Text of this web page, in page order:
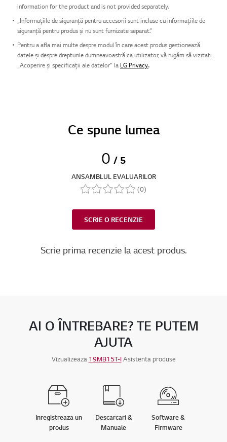
information for the product and is not provided separately.
„Informațiile de siguranță pentru accesorii sunt incluse cu informațiile de
siguranță pentru produs și nu sunt furnizate separat.”
Pentru a afla mai multe despre modul în care acest produs gestionează
datele și despre drepturile dumneavoastră ca utilizator, vă rugăm să vizitați
„Acoperire și specificații ale datelor” la LG Privacy..
Ce spune lumea
0 / 5
ANSAMBLUL EVALUARILOR
(0)
SCRIE O RECENZIE
Scrie prima recenzie la acest produs.
AI O ÎNTREBARE? TE PUTEM
AJUTA
Vizualizeaza 19MB15T-IAsistenta produse
Inregistreaza un
produs
Descarcari &
Manuale
Software &
Firmware